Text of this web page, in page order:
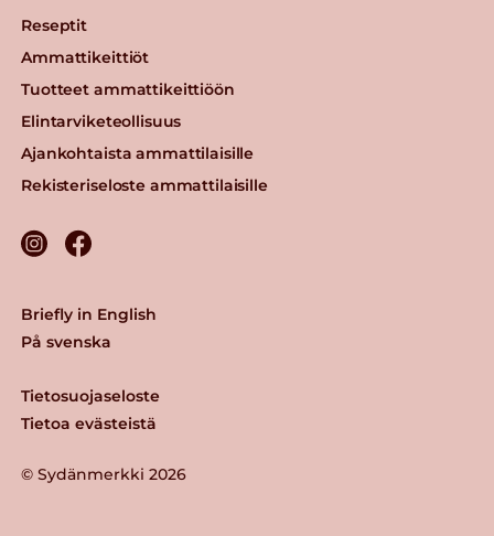
Reseptit
Ammattikeittiöt
Tuotteet ammattikeittiöön
Elintarviketeollisuus
Ajankohtaista ammattilaisille
Rekisteriseloste ammattilaisille
© Sydänmerkki 2026
Tietosuojaseloste
Tietoa evästeistä
Briefly in English
På svenska